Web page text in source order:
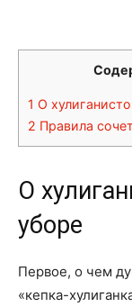
1 О
2 Правила
О
уборе
Первое, о чем
«кепка-